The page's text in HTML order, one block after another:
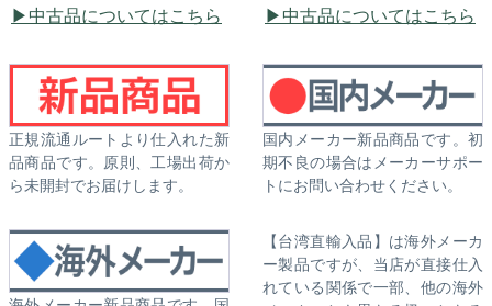
中古品についてはこちら 中古品についてはこちら
正規流通ルートより仕入れた新
品商品です。原則、工場出荷か
ら未開封でお届けします。
国内メーカー新品商品です。初
期不良の場合はメーカーサポー
トにお問い合わせください。
【台湾直輸入品】は海外メーカ
ー製品ですが、当店が直接仕入
れている関係で一部、他の海外